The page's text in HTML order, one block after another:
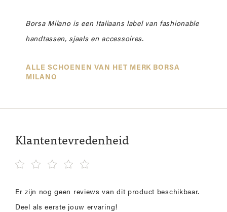
Borsa Milano is een Italiaans label van fashionable
handtassen, sjaals en accessoires.
ALLE SCHOENEN VAN HET MERK BORSA
MILANO
Klantentevredenheid
Er zijn nog geen reviews van dit product beschikbaar.
Deel als eerste jouw ervaring!